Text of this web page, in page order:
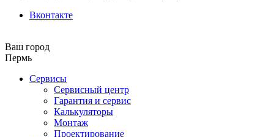
Вконтакте
Ваш город
Пермь
Сервисы
Сервисный центр
Гарантия и сервис
Калькуляторы
Монтаж
Проектирование